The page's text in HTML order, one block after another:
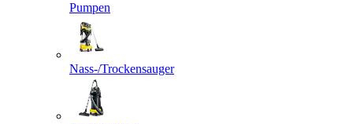
Pumpen
Nass-/Trockensauger